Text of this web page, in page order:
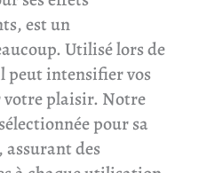
est un
Utilisé lors de
peut intensifier vos
votre plaisir. Notre
pour sa
des